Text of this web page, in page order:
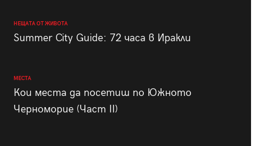
НЕЩАТА ОТ ЖИВОТА
Summer City Guide: 72 часа в Иракли
МЕСТА
Кои места да посетиш по Южното
Черноморие (Част II)